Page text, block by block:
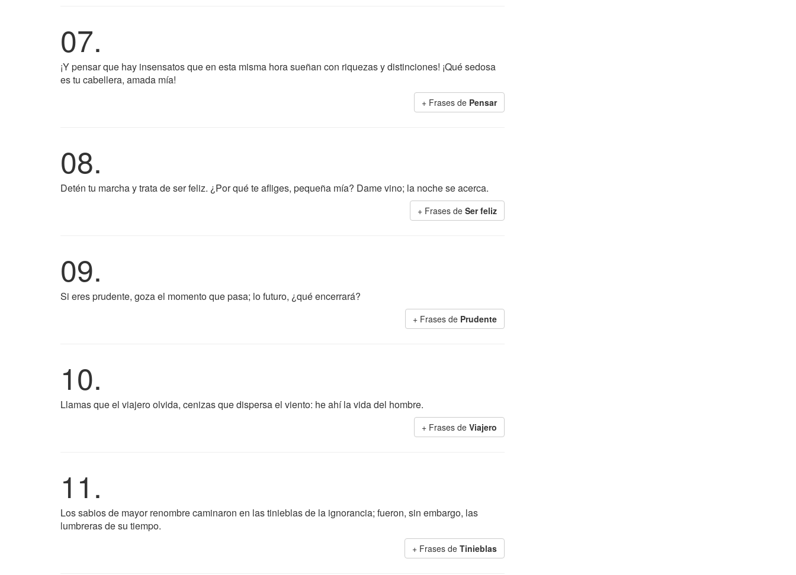
07.
¡Y pensar que hay insensatos que en esta misma hora sueñan con riquezas y distinciones! ¡Qué sedosa
es tu cabellera, amada mía!
+ Frases de Pensar
08.
Detén tu marcha y trata de ser feliz. ¿Por qué te afliges, pequeña mía? Dame vino; la noche se acerca.
+ Frases de Ser feliz
09.
Si eres prudente, goza el momento que pasa; lo futuro, ¿qué encerrará?
+ Frases de Prudente
10.
Llamas que el viajero olvida, cenizas que dispersa el viento: he ahí la vida del hombre.
+ Frases de Viajero
11.
Los sabios de mayor renombre caminaron en las tinieblas de la ignorancia; fueron, sin embargo, las
lumbreras de su tiempo.
+ Frases de Tinieblas